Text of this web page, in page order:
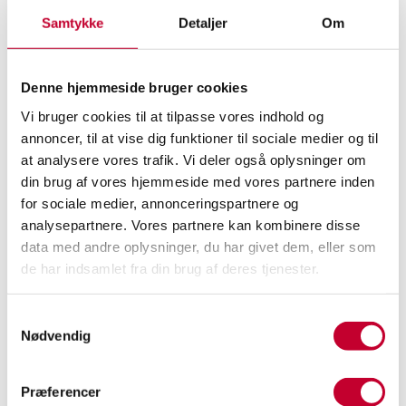
Samtykke Detaljer Om
Denne hjemmeside bruger cookies
Vi bruger cookies til at tilpasse vores indhold og
annoncer, til at vise dig funktioner til sociale medier og til
at analysere vores trafik. Vi deler også oplysninger om
din brug af vores hjemmeside med vores partnere inden
for sociale medier, annonceringspartnere og
analysepartnere. Vores partnere kan kombinere disse
data med andre oplysninger, du har givet dem, eller som
de har indsamlet fra din brug af deres tjenester.
Nødvendig
Præferencer
gavn af de ekstraordinære fordele, der
medfølger. Du garanteres bl.a.:
R
Servicering af din bil efter fabrikkens
forskrifter, så du er sikret at garanti og evt.
kulance er opretholdt og dokumenteret
efter bogen
R
Højtuddannede mekanikere, der har
adgang til de nødvendige teknologier og
hjælpemidler til vedligeholdelse af netop
din bil
kvalitetsreservedele
brændstof